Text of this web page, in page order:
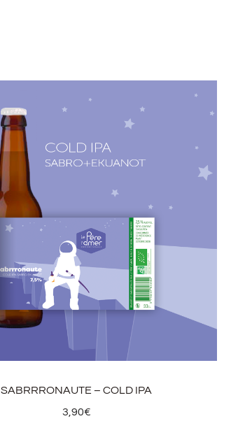
SABRRRONAUTE – COLD IPA
3,90€